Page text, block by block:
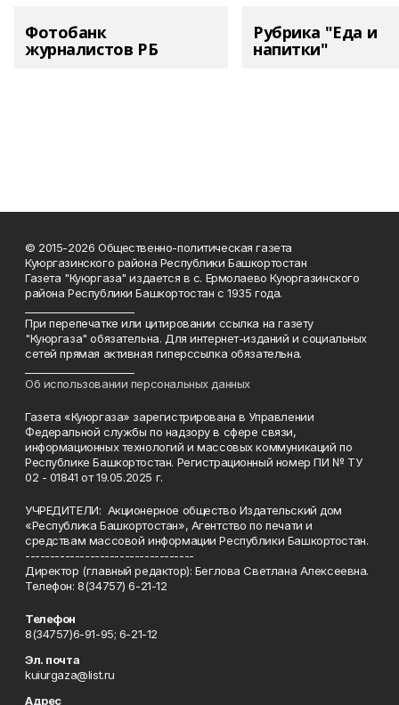
Фотобанк
журналистов РБ
Рубрика "Еда и
напитки"
© 2015-2026 Общественно-политическая газета
Куюргазинского района Республики Башкортостан
Газета "Куюргаза" издается в с. Ермолаево Куюргазинского
района Республики Башкортостан с 1935 года.
При перепечатке или цитировании ссылка на газету
"Куюргаза" обязательна. Для интернет-изданий и социальных
сетей прямая активная гиперссылка обязательна.
Об использовании персональных данных
Газета «Куюргаза» зарегистрирована в Управлении
Федеральной службы по надзору в сфере связи,
информационных технологий и массовых коммуникаций по
Республике Башкортостан. Регистрационный номер ПИ № ТУ
02 - 01841 от 19.05.2025 г.
УЧРЕДИТЕЛИ: Акционерное общество Издательский дом
«Республика Башкортостан», Агентство по печати и
средствам массовой информации Республики Башкортостан.
----------------------------------
Директор (главный редактор): Беглова Светлана Алексеевна.
Телефон: 8(34757) 6-21-12
Телефон
8(34757)6-91-95; 6-21-12
Эл. почта
kuiurgaza@list.ru
Адрес